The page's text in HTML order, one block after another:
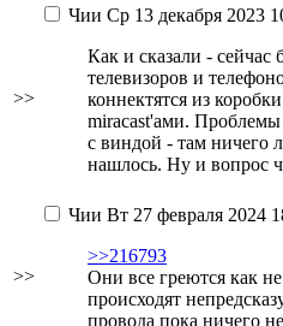
>>
Чии Ср 13 декабря 2023
Как и сказали - сейчас
телевизоров и
коннектятся из
miracast'ами.
с виндой - там ничего
нашлось. Ну и вопрос
>>
Чии Вт 27 февраля 2024
>>216793
Они все греются как
происходят
провода пока ничего